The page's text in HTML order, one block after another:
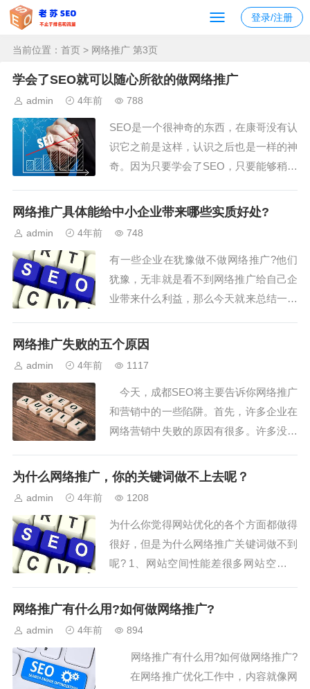
登录/注册
当前位置： 首页 > 网络推广 第3页
学会了SEO就可以随心所欲的做网络推广
admin 4年前 788
SEO是一个很神奇的东西，在康哥没有认
识它之前是这样，认识之后也是一样的神
奇。因为只要学会了SEO，只要能够稍微
推广了。网络推广大致可以分为2类，一
词，从百度、360和搜狗等搜索引擎获得
巨大的...
网络推广具体能给中小企业带来哪些实质好处?
admin 4年前 748
有一些企业在犹豫做不做网络推广?他们
犹豫，无非就是看不到网络推广给自己企
业带来什么利益，那么今天就来总结一下
好处?第一：要明白现在是互联网+时代
是让你的网站在众多网站中脱颖而出。第
二：网络推广...
网络推广失败的五个原因
admin 4年前 1117
今天，成都SEO将主要告诉你网络推广
和营销中的一些陷阱。首先，许多企业在
网络营销中失败的原因有很多。许多没有
会给你很多漏洞。这里，这里我们教你如
体操作层面来看，主要原因有以下五点。
一、营...
为什么网络推广，你的关键词做不上去呢？
admin 4年前 1208
为什么你觉得网站优化的各个方面都做得
很好，但是为什么网络推广关键词做不到
呢? 1、网站空间性能差很多网站空间性
出来很多个空间，导致网站经常不稳定，
排名，网站运行都不稳定，搜索引擎不
网络推广有什么用?如何做网络推广?
admin 4年前 894
网络推广有什么用?如何做网络推广?
在网络推广优化工作中，内容就像网